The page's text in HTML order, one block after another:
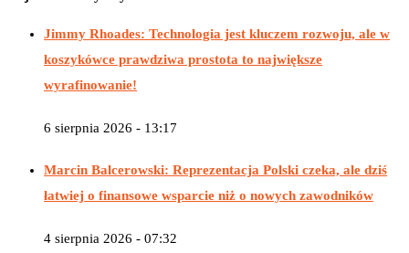
Jimmy Rhoades: Technologia jest kluczem rozwoju, ale w
koszykówce prawdziwa prostota to największe
wyrafinowanie!
6 sierpnia 2026 - 13:17
Marcin Balcerowski: Reprezentacja Polski czeka, ale dziś
łatwiej o finansowe wsparcie niż o nowych zawodników
4 sierpnia 2026 - 07:32